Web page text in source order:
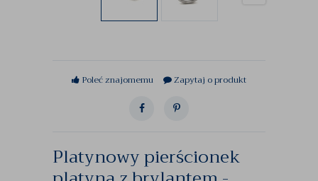
Poleć znajomemu Zapytaj o produkt
Platynowy pierścionek